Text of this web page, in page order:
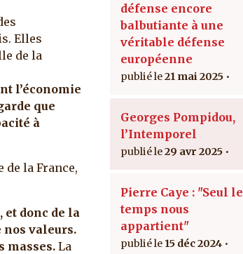
Elles
de la
l’économie
que
à
la France,
donc de la
nos valeurs.
masses. La
défense encore
balbutiante à une
véritable défense
européenne
21 mai 2025
Georges Pompidou,
l’Intemporel
29 avr 2025
Pierre Caye : "Seul le
temps nous
appartient"
15 déc 2024